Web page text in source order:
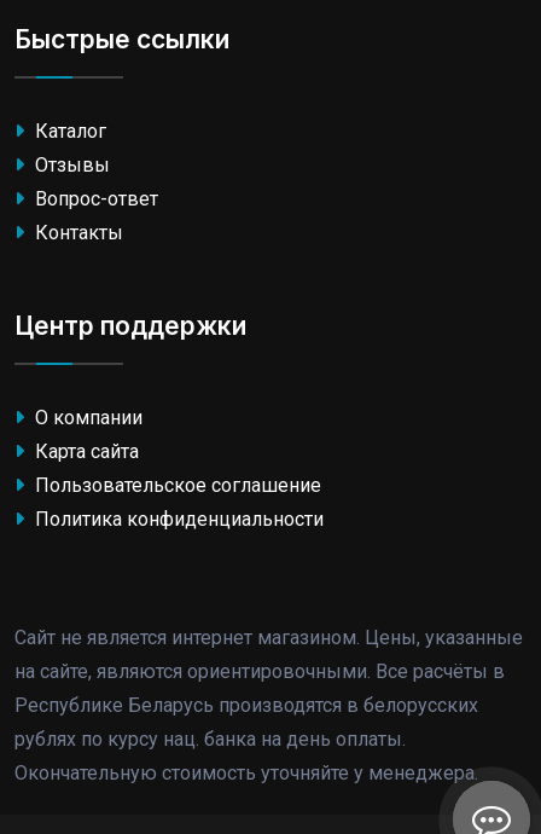
Быстрые ссылки
Каталог
Отзывы
Вопрос-ответ
Контакты
Центр поддержки
О компании
Карта сайта
Пользовательское соглашение
Политика конфиденциальности
Сайт не является интернет магазином. Цены, указанные
на сайте, являются ориентировочными. Все расчёты в
Республике Беларусь производятся в белорусских
рублях по курсу нац. банка на день оплаты.
Окончательную стоимость уточняйте у менеджера.